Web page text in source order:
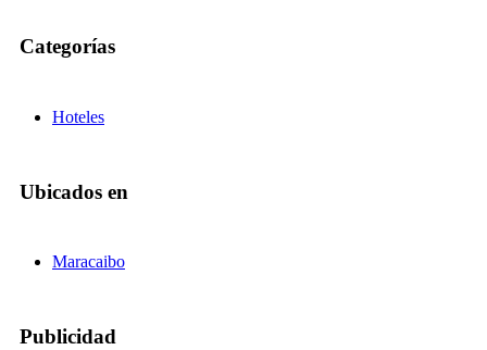
Categorías
Hoteles
Ubicados en
Maracaibo
Publicidad